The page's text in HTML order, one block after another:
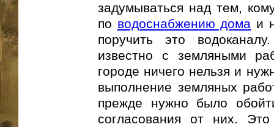
задумываться над тем,
по водоснабжению дома и
поручить это
известно с земляными
городе ничего нельзя и
выполнение земляных
прежде нужно было
согласования от них. Это